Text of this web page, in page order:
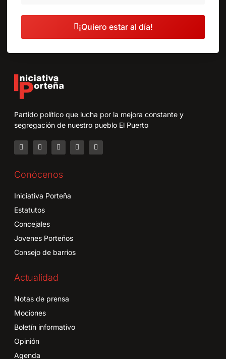
¡Quiero estar al día!
Partido político que lucha por la mejora constante y
segregación de nuestro pueblo El Puerto
Conócenos
Iniciativa Porteña
Estatutos
Concejales
Jovenes Porteños
Consejo de barrios
Actualidad
Notas de prensa
Mociones
Boletín informativo
Opinión
Agenda